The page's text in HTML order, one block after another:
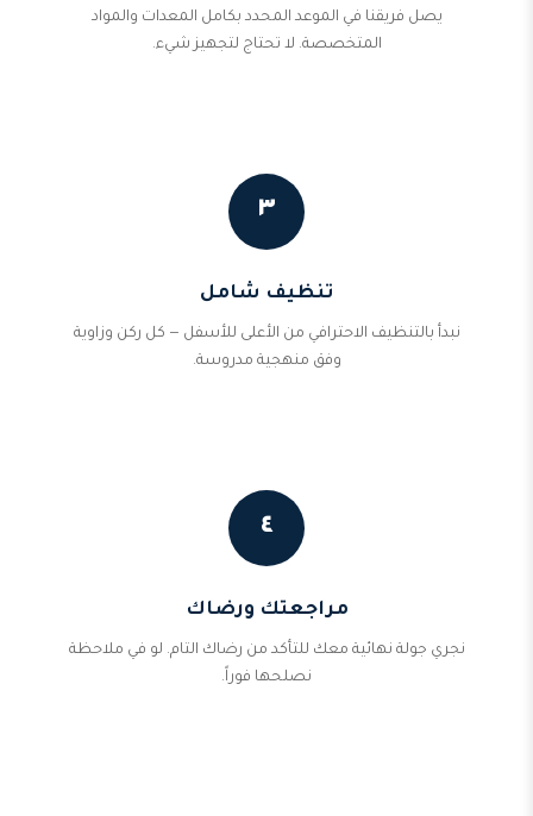
يصل فريقنا في الموعد المحدد بكامل المعدات والمواد
المتخصصة. لا تحتاج لتجهيز شيء.
٣
تنظيف شامل
نبدأ بالتنظيف الاحترافي من الأعلى للأسفل — كل ركن وزاوية
وفق منهجية مدروسة.
٤
مراجعتك ورضاك
نجري جولة نهائية معك للتأكد من رضاك التام. لو في ملاحظة
نصلحها فوراً.